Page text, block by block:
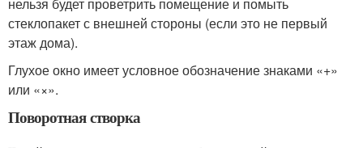
нельзя будет проветрить помещение и помыть
стеклопакет с внешней стороны (если это не первый
этаж дома).
Глухое окно имеет условное обозначение знаками «+»
или «×».
Поворотная створка